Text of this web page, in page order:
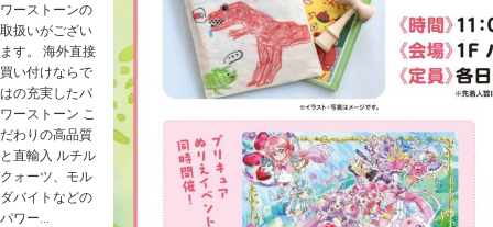
ワーストーンの
取扱いがござい
ます。 海外直接
買い付けならで
はの充実したパ
ワーストーン こ
だわりの高品質
と直輸入 ルチル
クォーツ、モル
ダバイトなどの
パワー...